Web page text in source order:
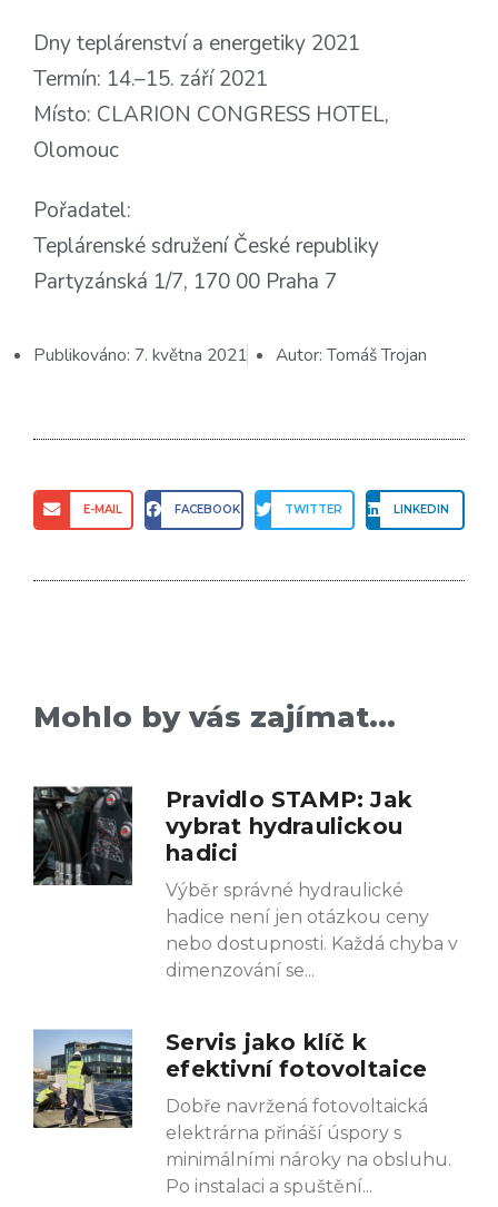
Dny teplárenství a energetiky 2021
Termín: 14.–15. září 2021
Místo: CLARION CONGRESS HOTEL,
Olomouc
Pořadatel:
Teplárenské sdružení České republiky
Partyzánská 1/7, 170 00 Praha 7
Publikováno: 7. května 2021 Autor:Tomáš Trojan
E-MAIL FACEBOOK TWITTER LINKEDIN
Mohlo by vás zajímat...
Pravidlo STAMP: Jak
vybrat hydraulickou
hadici
Výběr správné hydraulické
hadice není jen otázkou ceny
nebo dostupnosti. Každá chyba v
dimenzování se
Servis jako klíč k
efektivní fotovoltaice
Dobře navržená fotovoltaická
elektrárna přináší úspory s
minimálními nároky na obsluhu.
Po instalaci a spuštění